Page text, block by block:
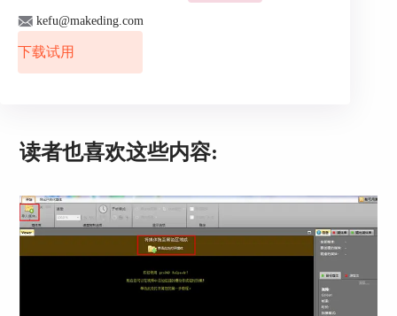
图3：视频属性设置界面
在该界面上，修改“Border Left/right”可以修改视频
的左右边框；修改“Border top/bottom”可以修改视
频的上下边框，如下图，小编为左右和上下各加上
kefu@makeding.com
下载试用
读者也喜欢这些内容: